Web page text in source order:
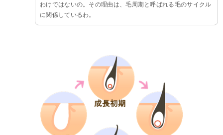
わけではないの。その理由は、毛周期と呼ばれる毛のサイクル
に関係しているわ。